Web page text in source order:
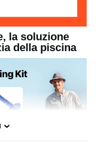
la soluzione
della piscina